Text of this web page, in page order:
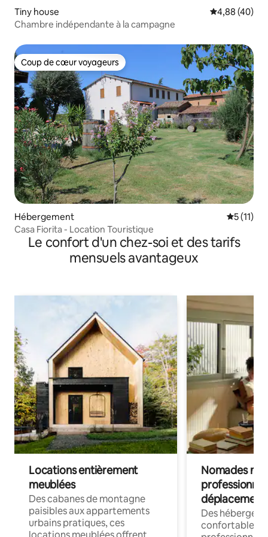
Tiny house Évaluation
4,88 (40)
Chambre indépendante à la campagne
Coup de cœur voyageurs
Coup de cœur voyageurs
Hébergement
5 (11)
Casa Fiorita - Location Touristique
Le confort d'un chez-soi et des tarifs
mensuels avantageux
Locations entièrement
meublées
Des cabanes de montagne
paisibles aux appartements
urbains pratiques, ces
Nomades
déplacement
Des
confortables